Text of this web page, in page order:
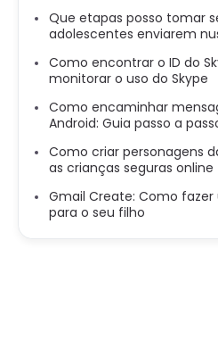
Que etapas posso tomar
adolescentes enviarem
Como encontrar o ID do
monitorar o uso do Skype
Como encaminhar
Android: Guia passo a
Como criar personagens
as crianças seguras online
Gmail Create: Como
para o seu filho